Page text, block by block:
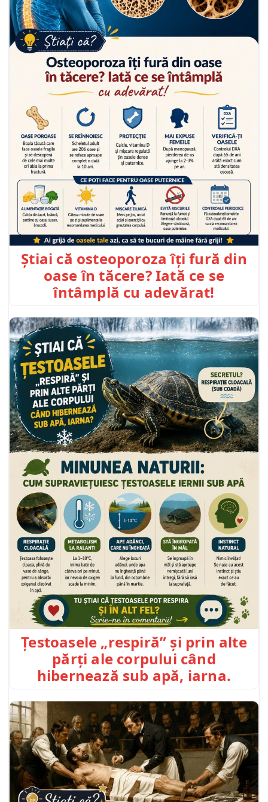
Știai că osteoporoza îți fură din
oase în tăcere? Iată ce se
întâmplă cu adevărat!
Țestoasele „respiră” și prin alte
părți ale corpului când
hibernează sub apă, iarna.